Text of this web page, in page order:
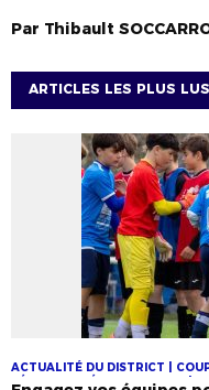
Par Thibault
ARTICLES LES PLUS
ACTUALITÉ DU DISTRICT |
FÉMININE CRÉDIT AGRICOLE |